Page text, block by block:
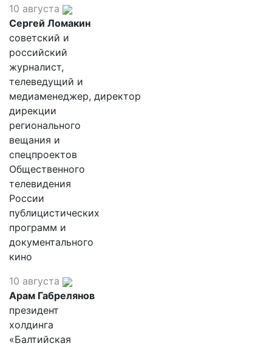
10 августа
Сергей Ломакин
советский и
российский
журналист,
телеведущий и
медиаменеджер, директор
дирекции
регионального
вещания и
спецпроектов
Общественного
телевидения
России
публицистических
программ и
документального
кино
10 августа
Арам Габрелянов
президент
холдинга
«Балтийская